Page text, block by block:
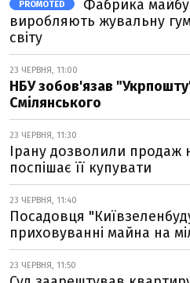
PROMOTED
Фабрика
виробляють жувальну
світу
23 ЧЕРВНЯ, 11:00
НБУ зобов'язав
Смілянського
23 ЧЕРВНЯ, 11:30
Ірану дозволили продаж
поспішає її купувати
23 ЧЕРВНЯ, 11:40
Посадовця
приховуванні майна на
23 ЧЕРВНЯ, 11:50